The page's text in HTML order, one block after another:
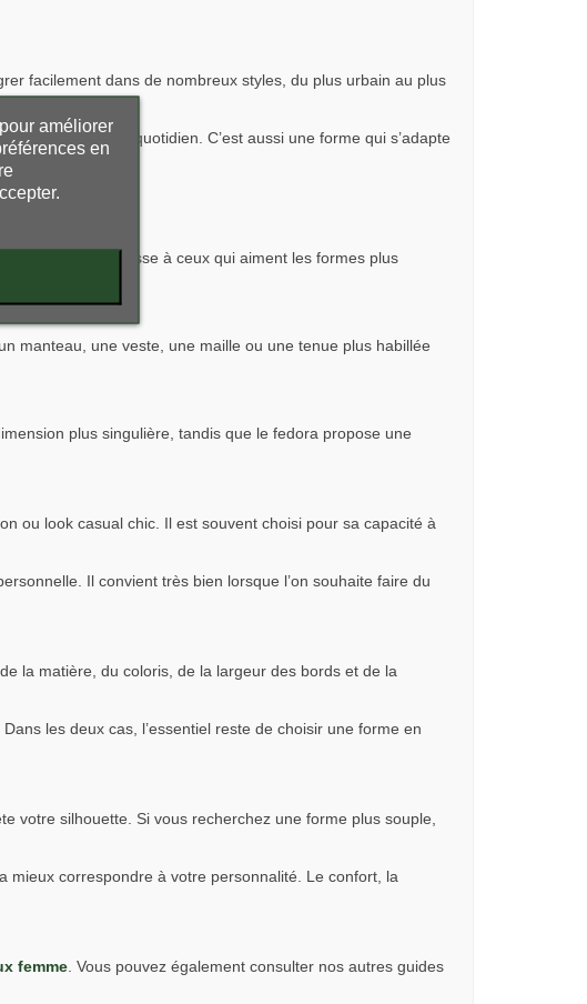
facilement dans de nombreux styles, du plus urbain au plus
à porter au quotidien. C’est aussi une forme qui s’adapte
regard et s’adresse à ceux qui aiment les formes plus
manteau, une veste, une maille ou une tenue plus habillée
plus singulière, tandis que le fedora propose une
ou look casual chic. Il est souvent choisi pour sa capacité à
Il convient très bien lorsque l’on souhaite faire du
de la matière, du coloris, de la largeur des bords et de la
les deux cas, l’essentiel reste de choisir une forme en
votre silhouette. Si vous recherchez une forme plus souple,
mieux correspondre à votre personnalité. Le confort, la
femme . Vous pouvez également consulter nos autres guides
améliorer
en